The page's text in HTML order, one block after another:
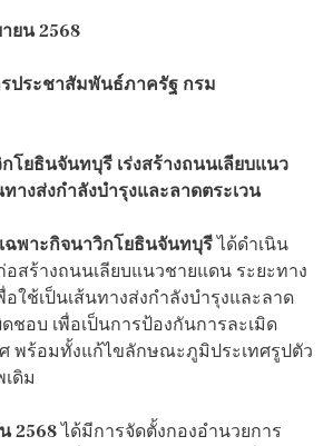
ยน 2568
รประชาสัมพันธ์ภาครัฐ กรม
โยธินจันทบุรี เร่งสร้างถนนเลียบแนว
างส่งกำลังบำรุงและลาดตระเวน
ฉพาะกิจนาวิกโยธินจันทบุรีได้ดำเนิน
อสร้างถนนเลียบแนวชายแดน ระยะทาง
อใช้เป็นเส้นทางส่งกำลังบำรุงและลาด
ชอบ เพื่อเป็นการป้องกันการละเมิด
พร้อมทั้งแก้ไขลักษณะภูมิประเทศรูปตัว
ดิม
2568ได้มีการจัดตั้งกองอำนวยการ